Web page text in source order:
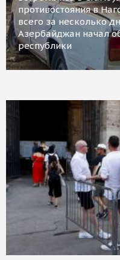
противостояния в
всего за несколько
Азербайджан начал
республики